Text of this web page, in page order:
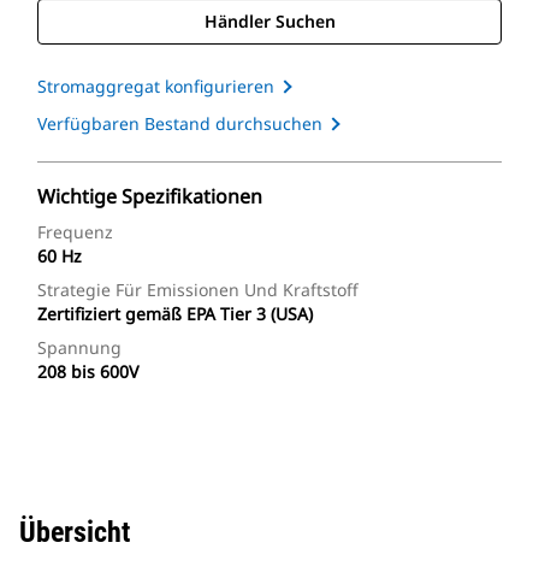
Händler Suchen
Stromaggregat konfigurieren
Verfügbaren Bestand durchsuchen
Wichtige Spezifikationen
Frequenz
60 Hz
Strategie Für Emissionen Und Kraftstoff
Zertifiziert gemäß EPA Tier 3 (USA)
Spannung
208 bis 600V
Übersicht